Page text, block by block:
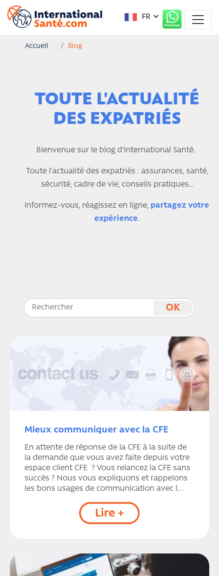
FR
Accueil Blog
TOUTE L'ACTUALITÉ
DES EXPATRIÉS
Bienvenue sur le blog d'International Santé.
Toute l’actualité des expatriés : assurances, santé,
sécurité, cadre de vie, conseils pratiques…
Informez-vous, réagissez en ligne, partagez votre
expérience.
Mieux communiquer avec la CFE
En attente de réponse de la CFE à la suite de
la demande que vous avez faite depuis votre
espace client CFE ? Vous relancez la CFE sans
succès ? Nous vous expliquons et rappelons
les bons usages de communication avec l...